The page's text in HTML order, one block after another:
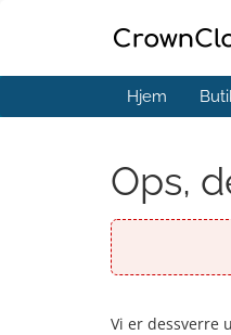
Hjem
Ops,
Vi er dessverre